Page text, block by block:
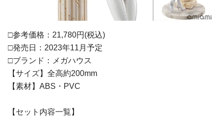
□参考価格：21,780円(税込)
□発売日：2023年11月予定
□ブランド：メガハウス
【サイズ】全高約200mm
【素材】ABS・PVC
【セット内容一覧】